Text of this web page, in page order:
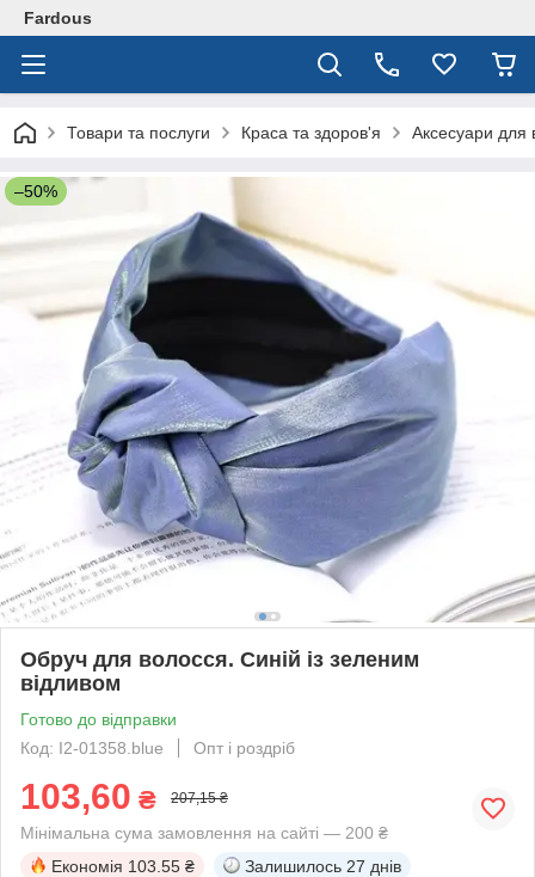
Fardous
Товари та послуги Краса та здоров'я Аксесуари для
–50%
Обруч для волосся. Синій із зеленим
відливом
Готово до відправки
Код: I2-01358.blue
Опт і роздріб
103,60 ₴ 207,15 ₴
Мінімальна сума замовлення на сайті — 200 ₴
Економія 103.55 ₴ Залишилось 27 днів